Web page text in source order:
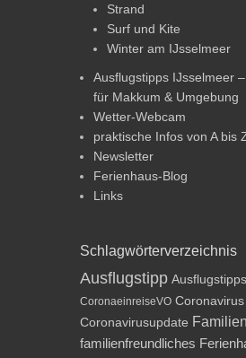
Strand
Surf und Kite
Winter am IJsselmeer
Ausflugstipps IJsselmeer
für Makkum & Umgebung
Wetter-Webcam
praktische Infos von A bis
Newsletter
Ferienhaus-Blog
Links
Schlagwörterverzeichnis
Ausflugstipp Ausflugstipps
CoronaeinreiseVO Coronavirus
Coronavirusupdate
familienfreundliches